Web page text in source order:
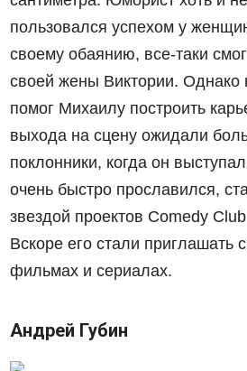
пользовался успехом у
своему обаянию, все-таки
своей жены Виктории. Однако
помог Михаилу построить
выхода на сцену ожидали
поклонники, когда он
очень быстро прославился,
звездой проектов Comedy
Вскоре его стали приглашать
фильмах и сериалах.
Андрей Губин